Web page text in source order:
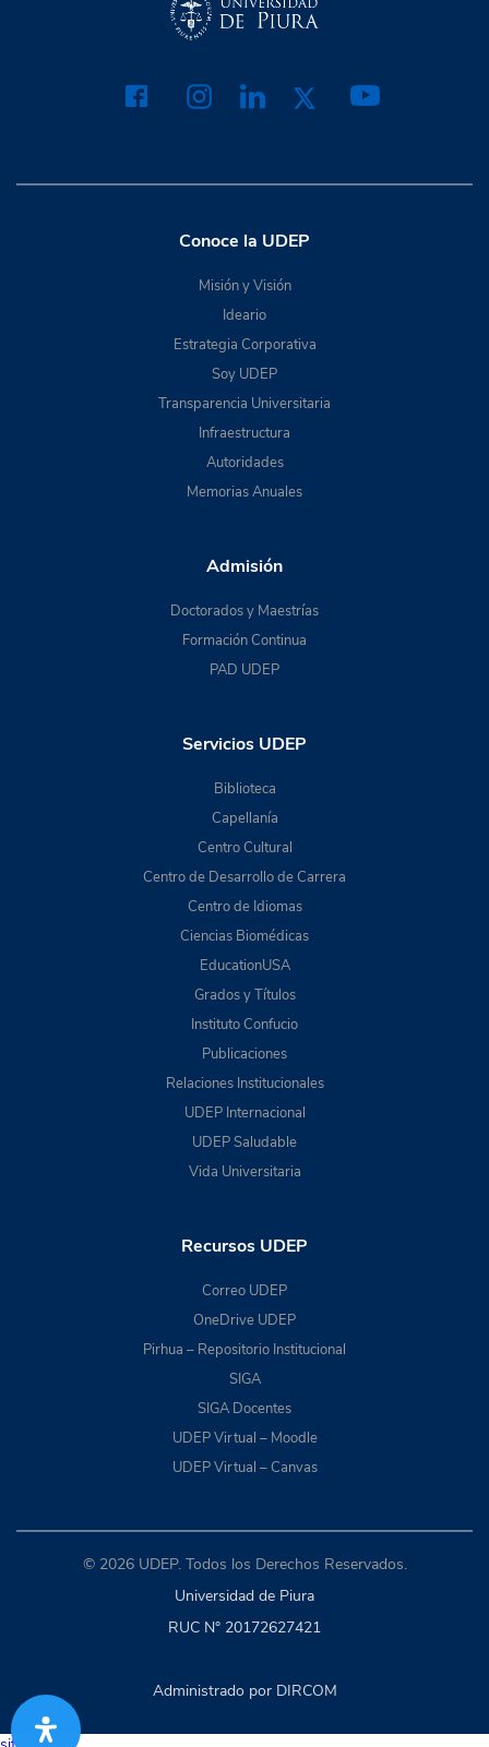
Conoce la UDEP
Misión y Visión
Ideario
Estrategia Corporativa
Soy UDEP
Transparencia Universitaria
Infraestructura
Autoridades
Memorias Anuales
Admisión
Doctorados y Maestrías
Formación Continua
PAD UDEP
Servicios UDEP
Biblioteca
Capellanía
Centro Cultural
Centro de Desarrollo de Carrera
Centro de Idiomas
Ciencias Biomédicas
EducationUSA
Grados y Títulos
Instituto Confucio
Publicaciones
Relaciones Institucionales
UDEP Internacional
UDEP Saludable
Vida Universitaria
Recursos UDEP
Correo UDEP
OneDrive UDEP
Pirhua – Repositorio Institucional
SIGA
SIGA Docentes
UDEP Virtual – Moodle
UDEP Virtual – Canvas
© 2026 UDEP. Todos los Derechos Reservados.
Universidad de Piura
RUC N° 20172627421
Administrado por DIRCOM